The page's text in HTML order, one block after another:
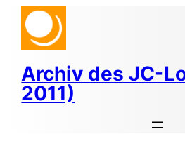
Zum
Inhalt
springen
Archiv des JC-
2011)